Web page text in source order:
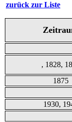
zurück zur Liste
, 1828,
1875
1930,